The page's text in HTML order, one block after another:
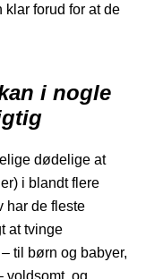
klar forud for at de
i nogle
dødelige at
i blandt flere
har de fleste
at tvinge
til børn og babyer,
voldsomt, og